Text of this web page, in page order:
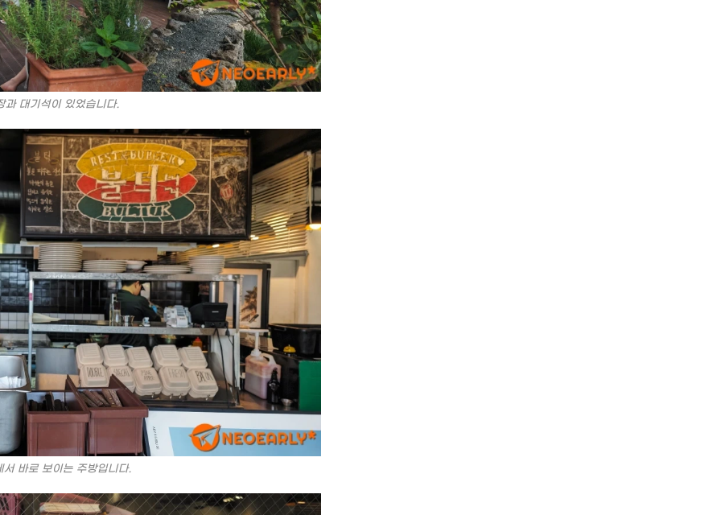
과 대기석이 있었습니다.
서 바로 보이는 주방입니다.